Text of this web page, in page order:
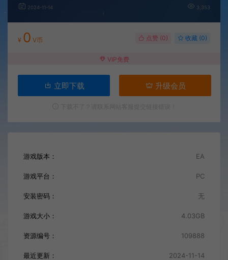
2024-11-14 3,353
¥ 0 V币 点赞 (0) 收藏 (0)
VIP免费
立即下载 升级会员
游戏版本： EA
游戏平台： PC
安装密码： 无
游戏大小： 4.03GB
资源编号： 109888
最近更新： 2024-11-14